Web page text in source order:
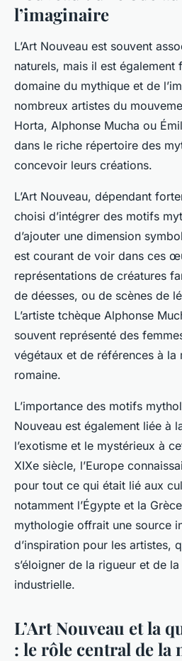
l’imaginaire
L’Art Nouveau est souvent
naturels, mais il est
domaine du mythique et de
nombreux artistes du
Horta, Alphonse Mucha ou
dans le riche répertoire des
concevoir leurs créations.
L’Art Nouveau, dépendant
choisi d’intégrer des motifs
d’ajouter une dimension
est courant de voir dans ces
représentations de créatures
de déesses, ou de scènes de
L’artiste tchèque Alphonse
souvent représenté des
végétaux et de références à
romaine.
L’importance des motifs
Nouveau est également liée à
l’exotisme et le mystérieux à
XIXe siècle, l’Europe
pour tout ce qui était lié aux
notamment l’Égypte et la
mythologie offrait une source
d’inspiration pour les artistes,
s’éloigner de la rigueur et de
industrielle.
L’Art Nouveau et la
: le rôle central de la